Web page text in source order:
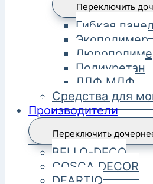
Переключить
Гибкая
Экополимер
Полиуретан
ЛДФ МДФ
Средства для
Производители
Переключить
BELLO-DECO
COSCA DECOR
DEARTIO